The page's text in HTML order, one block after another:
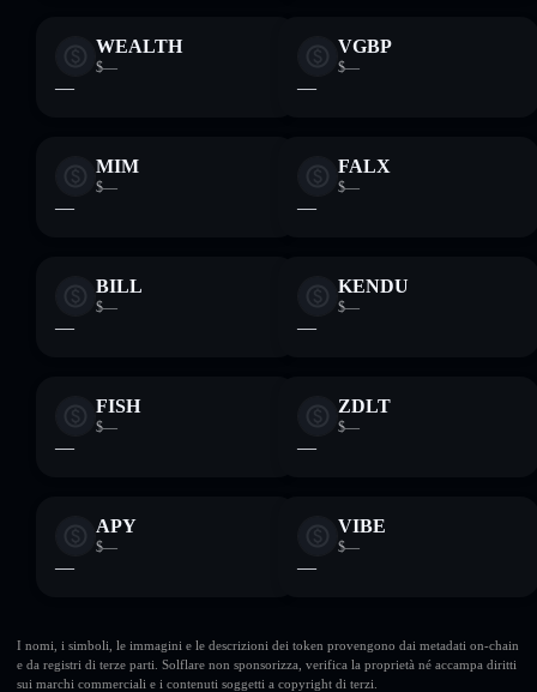
WEALTH
$—
—
VGBP
$—
—
MIM
$—
—
FALX
$—
—
BILL
$—
—
KENDU
$—
—
FISH
$—
—
ZDLT
$—
—
APY
$—
—
VIBE
$—
—
I nomi, i simboli, le immagini e le descrizioni dei token provengono dai metadati on-chain
e da registri di terze parti. Solflare non sponsorizza, verifica la proprietà né accampa diritti
sui marchi commerciali e i contenuti soggetti a copyright di terzi.